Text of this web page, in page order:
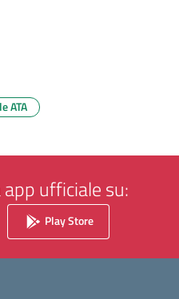
ATA
ufficiale su:
Play Store